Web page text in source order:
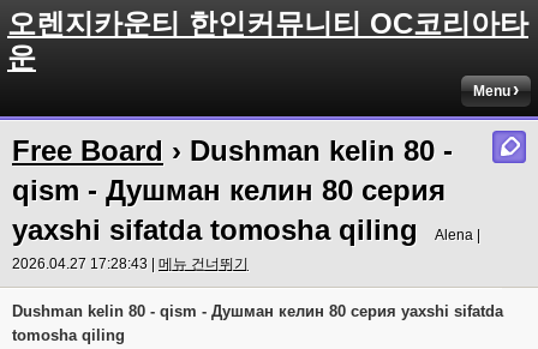
오렌지카운티 한인커뮤니티 OC코리아타
운
Menu
Free Board › Dushman kelin 80 -
qism - Душман келин 80 серия
yaxshi sifatda tomosha qiling
Alena |
2026.04.27 17:28:43 | 메뉴 건너뛰기
Dushman kelin 80 - qism - Душман келин 80 серия yaxshi sifatda
tomosha qiling